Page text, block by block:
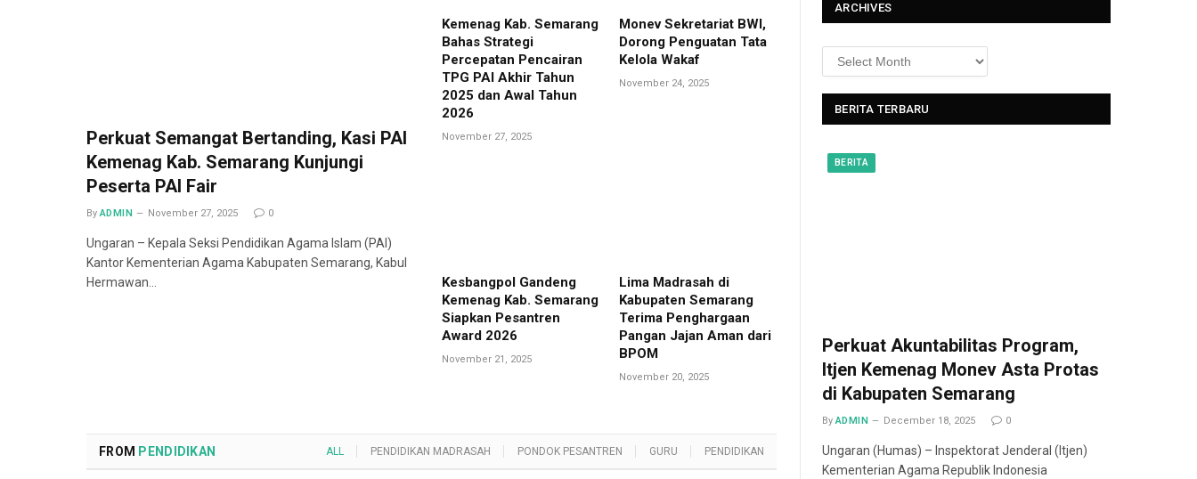
Perkuat Semangat Bertanding, Kasi PAI
Kemenag Kab. Semarang Kunjungi
Peserta PAI Fair
By ADMIN November 27, 2025 0
Ungaran – Kepala Seksi Pendidikan Agama Islam (PAI)
Kantor Kementerian Agama Kabupaten Semarang, Kabul
Hermawan…
Kemenag Kab. Semarang
Bahas Strategi
Percepatan Pencairan
TPG PAI Akhir Tahun
2025 dan Awal Tahun
2026
November 27, 2025
Monev Sekretariat BWI,
Dorong Penguatan Tata
Kelola Wakaf
November 24, 2025
Kesbangpol Gandeng
Kemenag Kab. Semarang
Siapkan Pesantren
Award 2026
November 21, 2025
Lima Madrasah di
Kabupaten Semarang
Terima Penghargaan
Pangan Jajan Aman dari
BPOM
November 20, 2025
FROM PENDIDIKAN ALL PENDIDIKAN MADRASAH PONDOK PESANTREN GURU PENDIDIKAN
ARCHIVES
BERITA TERBARU
BERITA
Perkuat Akuntabilitas Program,
Itjen Kemenag Monev Asta Protas
di Kabupaten Semarang
By ADMIN December 18, 2025 0
Ungaran (Humas) – Inspektorat Jenderal (Itjen)
Kementerian Agama Republik Indonesia